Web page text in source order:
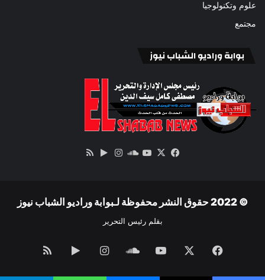
علوم وتكنولوجيا
مجتمع
بوابة وراديو الشباب نيوز
فيسبوك
‫X
‫YouTube
ساوندانستقرام‏Google
© 2022 حقوق النشر محفوظة لـبوابة وراديو الشباب نيوز
بقلم رئيس التحرير
فيسبوك ‫YouTubeساوندانستقرام‏Googleملخص